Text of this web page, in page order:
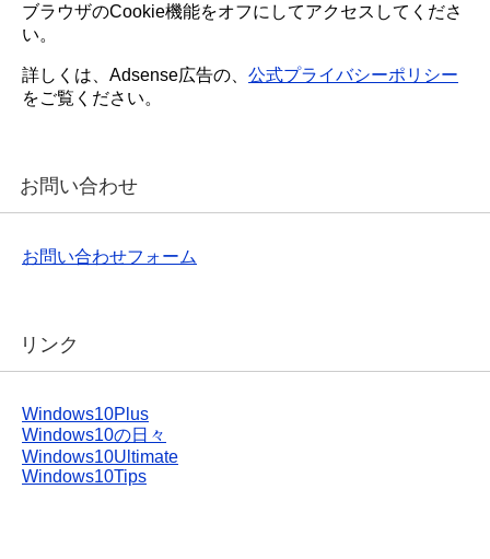
ブラウザのCookie機能をオフにしてアクセスしてくださ
い。
詳しくは、Adsense広告の、 公式プライバシーポリシー
をご覧ください。
お問い合わせ
お問い合わせフォーム
リンク
Windows10Plus
Windows10の日々
Windows10Ultimate
Windows10Tips